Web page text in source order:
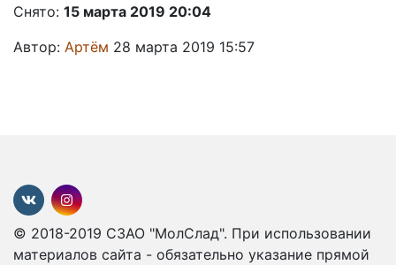
Снято: 15 марта 2019 20:04
Автор: Артём 28 марта 2019 15:57
© 2018-2019 СЗАО "МолСлад". При использовании
материалов сайта - обязательно указание прямой